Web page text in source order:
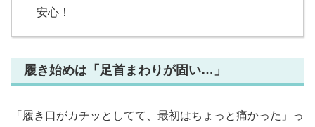
安心！
履き始めは「足首まわりが固い…」
「履き口がカチッとしてて、最初はちょっと痛かった」っ